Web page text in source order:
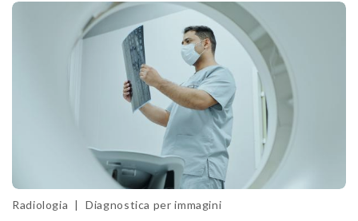
Radiologia | Diagnostica per immagini